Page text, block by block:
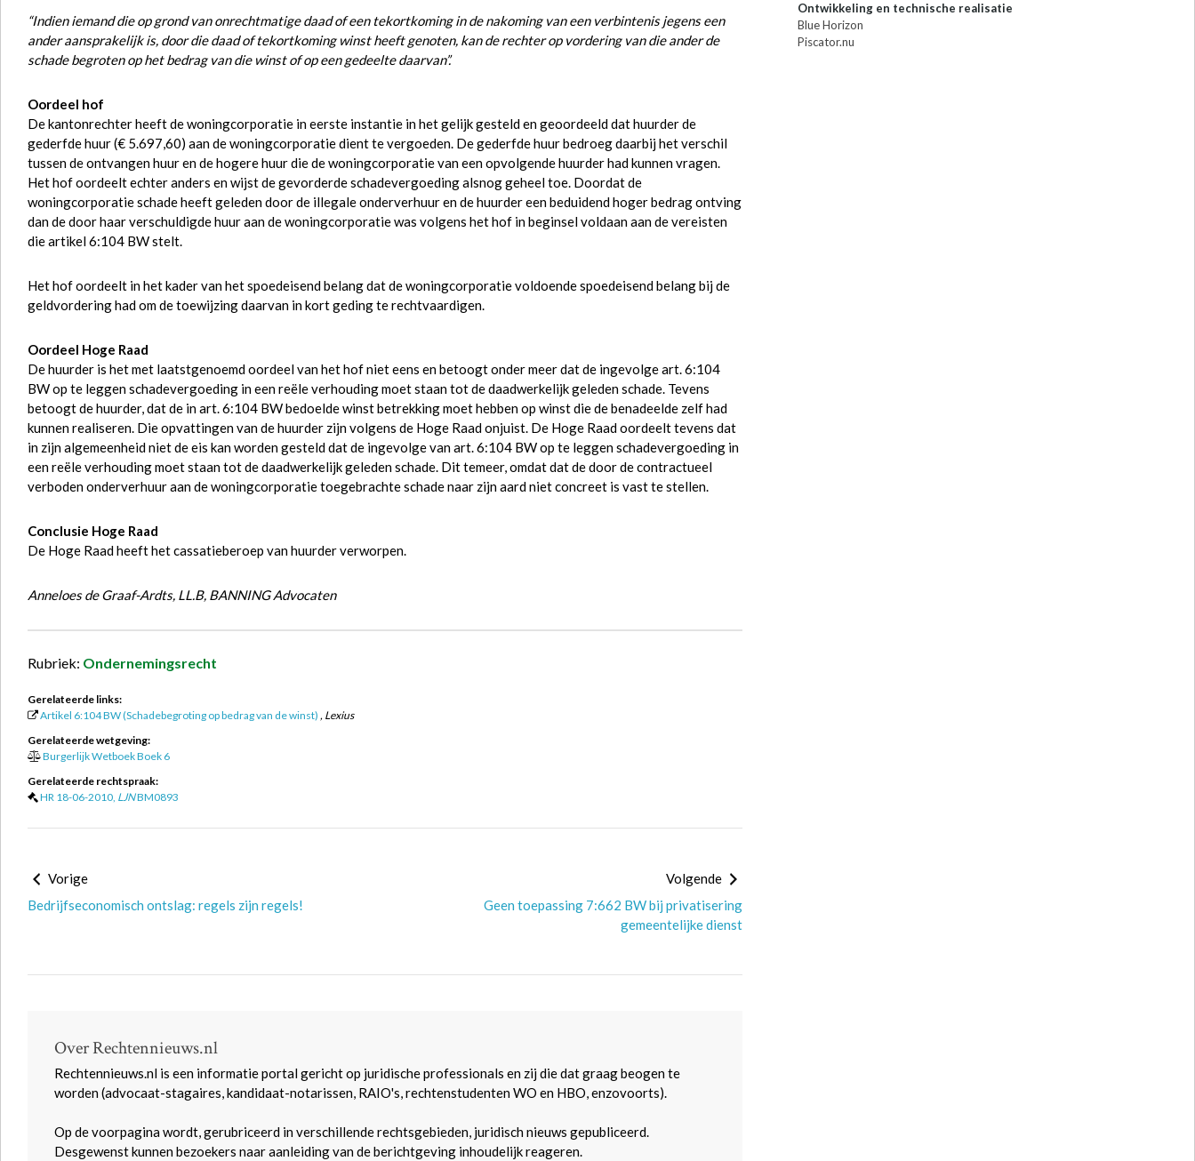
“Indien iemand die op grond van onrechtmatige daad of een tekortkoming in de nakoming van een verbintenis jegens een
ander aansprakelijk is, door die daad of tekortkoming winst heeft genoten, kan de rechter op vordering van die ander de
schade begroten op het bedrag van die winst of op een gedeelte daarvan”.
Oordeel hof
De kantonrechter heeft de woningcorporatie in eerste instantie in het gelijk gesteld en geoordeeld dat huurder de
gederfde huur (€ 5.697,60) aan de woningcorporatie dient te vergoeden. De gederfde huur bedroeg daarbij het verschil
tussen de ontvangen huur en de hogere huur die de woningcorporatie van een opvolgende huurder had kunnen vragen.
Het hof oordeelt echter anders en wijst de gevorderde schadevergoeding alsnog geheel toe. Doordat de
woningcorporatie schade heeft geleden door de illegale onderverhuur en de huurder een beduidend hoger bedrag ontving
dan de door haar verschuldigde huur aan de woningcorporatie was volgens het hof in beginsel voldaan aan de vereisten
die artikel 6:104 BW stelt.
Het hof oordeelt in het kader van het spoedeisend belang dat de woningcorporatie voldoende spoedeisend belang bij de
geldvordering had om de toewijzing daarvan in kort geding te rechtvaardigen.
Oordeel Hoge Raad
De huurder is het met laatstgenoemd oordeel van het hof niet eens en betoogt onder meer dat de ingevolge art. 6:104
BW op te leggen schadevergoeding in een reële verhouding moet staan tot de daadwerkelijk geleden schade. Tevens
betoogt de huurder, dat de in art. 6:104 BW bedoelde winst betrekking moet hebben op winst die de benadeelde zelf had
kunnen realiseren. Die opvattingen van de huurder zijn volgens de Hoge Raad onjuist. De Hoge Raad oordeelt tevens dat
in zijn algemeenheid niet de eis kan worden gesteld dat de ingevolge van art. 6:104 BW op te leggen schadevergoeding in
een reële verhouding moet staan tot de daadwerkelijk geleden schade. Dit temeer, omdat dat de door de contractueel
verboden onderverhuur aan de woningcorporatie toegebrachte schade naar zijn aard niet concreet is vast te stellen.
Conclusie Hoge Raad
De Hoge Raad heeft het cassatieberoep van huurder verworpen.
Anneloes de Graaf-Ardts, LL.B, BANNING Advocaten
Rubriek: Ondernemingsrecht
Gerelateerde links:
Artikel 6:104 BW (Schadebegroting op bedrag van de winst) , Lexius
Gerelateerde wetgeving:
Burgerlijk Wetboek Boek 6
Gerelateerde rechtspraak:
HR 18-06-2010, LJNBM0893
Vorige
Bedrijfseconomisch ontslag: regels zijn regels!
Volgende
Geen toepassing 7:662 BW bij privatisering
gemeentelijke dienst
Over Rechtennieuws.nl
Rechtennieuws.nl is een informatie portal gericht op juridische professionals en zij die dat graag beogen te
worden (advocaat-stagaires, kandidaat-notarissen, RAIO's, rechtenstudenten WO en HBO, enzovoorts).
Op de voorpagina wordt, gerubriceerd in verschillende rechtsgebieden, juridisch nieuws gepubliceerd.
Desgewenst kunnen bezoekers naar aanleiding van de berichtgeving inhoudelijk reageren.
Ontwikkeling en technische realisatie
Blue Horizon
Piscator.nu